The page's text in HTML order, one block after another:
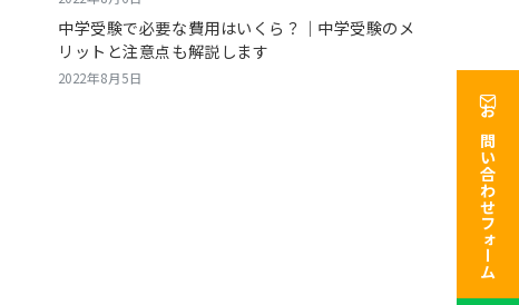
中学受験で必要な費用はいくら？｜中学受験のメ
リットと注意点も解説します
2022年8月5日
お問い合わせフォーム